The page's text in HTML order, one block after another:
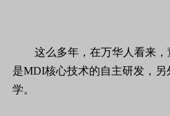
这么多年，在万华人看来，
是MDI核心技术的自主研发，
学。